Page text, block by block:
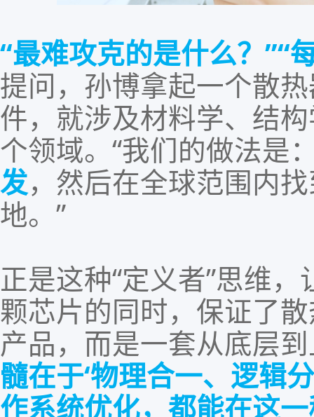
“最难攻克的是什么？”“
提问， 孙博拿起一个散
件，就涉及材料学、结
个领域。 “我们的做法是
发，然后在全球范围内
地。”
正是这种“定义者”思维，
颗芯片的同时，保证了
产品，而是一套从底层
髓在于‘物理合一、逻辑
作系统优化，都能在这一